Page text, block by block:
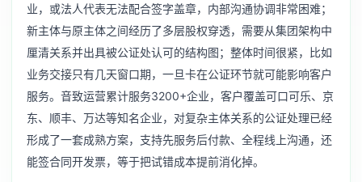
业，或法人代表无法配合签字盖章，内部沟通协调非常困难；
新主体与原主体之间经历了多层股权穿透，需要从集团架构中
厘清关系并出具被公证处认可的结构图；整体时间很紧，比如
业务交接只有几天窗口期，一旦卡在公证环节就可能影响客户
服务。音致运营累计服务3200+企业，客户覆盖可口可乐、京
东、顺丰、万达等知名企业，对复杂主体关系的公证处理已经
形成了一套成熟方案，支持先服务后付款、全程线上沟通，还
能签合同开发票，等于把试错成本提前消化掉。